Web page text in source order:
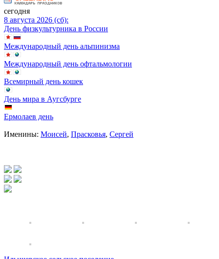
сегодня
8 августа 2026 (сб):
День физкультурника в России
Международный день альпинизма
Международный день офтальмологии
Всемирный день кошек
День мира в Аугсбурге
Ермолаев день
Именины: Моисей, Прасковья, Сергей